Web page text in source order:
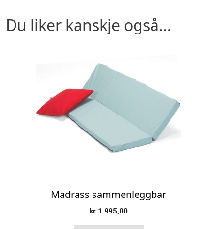
Du liker kanskje også…
Madrass sammenleggbar
kr 1.995,00